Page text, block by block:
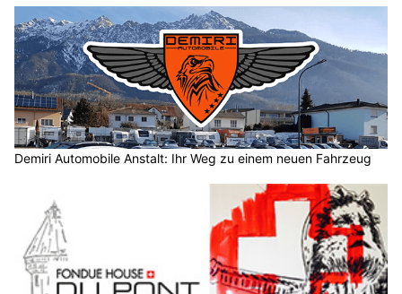
Demiri Automobile Anstalt: Ihr Weg zu einem neuen Fahrzeug